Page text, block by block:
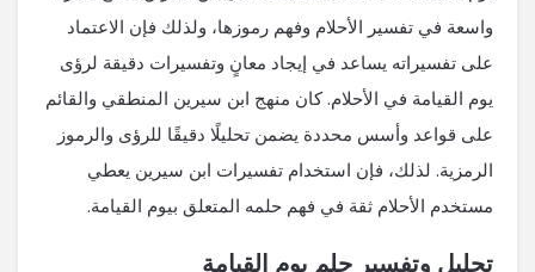
واسعة في تفسير الأحلام وفهم رموزها، ولذلك فإن الاعتماد
على تفسيراته يساعد في إيجاد معانٍ وتفسيرات دقيقة لرؤى
يوم القيامة في الأحلام. كان منهج ابن سيرين المنطقي والقائم
على قواعد وأسس محددة يضمن تحليلًا دقيقًا للرؤى والرموز
الرمزية. لذلك، فإن استخدام تفسيرات ابن سيرين يعطي
مستخدم الأحلام ثقة في فهم حلمه المتعلق بيوم القيامة.
تحليل وتفسير حلم يوم القيامة